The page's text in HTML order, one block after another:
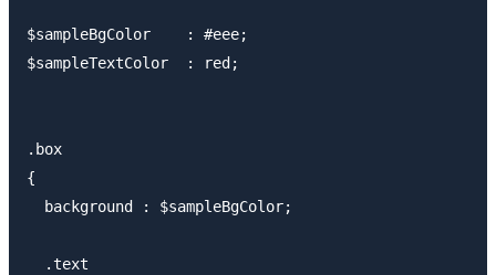
$sampleBgColor    : #eee;
$sampleTextColor  : red;
.box
{
  background : $sampleBgColor;
  .text